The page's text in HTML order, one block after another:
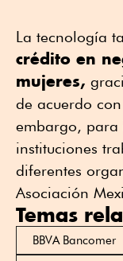
La tecnología
crédito en
mujeres,
de acuerdo
embargo, para
instituciones
diferentes
Asociación
Temas
BBVA Bancomer